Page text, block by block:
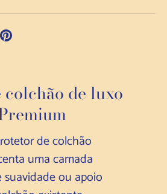
colchão de luxo
de colchão
uma camada
suavidade ou apoio